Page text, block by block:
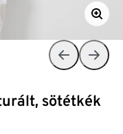
sötétkék